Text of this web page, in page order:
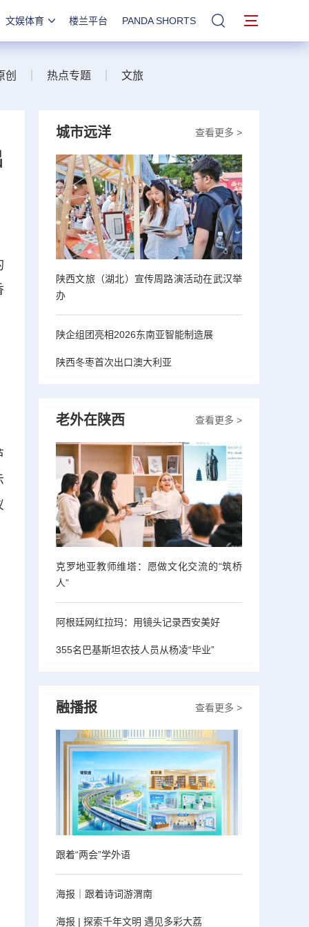
文娱体育 楼兰平台 PANDA SHORTS 站内搜索
创 热点专题 文旅
查看更多 >
城市远洋
陕西文旅（湖北）宣传周路演活动在武汉举
办
陕企组团亮相2026东南亚智能制造展
陕西冬枣首次出口澳大利亚
查看更多 >
老外在陕西
克罗地亚教师维塔：愿做文化交流的“筑桥
人”
阿根廷网红拉玛：用镜头记录西安美好
355名巴基斯坦农技人员从杨凌“毕业”
查看更多 >
融播报
跟着“两会”学外语
海报｜跟着诗词游渭南
海报 | 探索千年文明 遇见多彩大荔